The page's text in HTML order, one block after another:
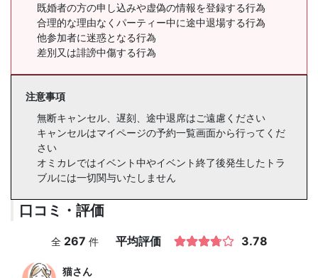
既婚者の方の申し込みや虚偽の情報を登録する行為
合理的な理由なくパーティー中に途中退場する行為
他参加者に迷惑となる行為
差別又は誹謗中傷する行為
注意事項
無断キャンセル、遅刻、途中退席はご遠慮ください
キャンセルはマイページの予約一覧画面から行ってくだ
さい
オミカレではイベント中やイベント終了後発生したトラ
ブルには一切関与いたしません
口コミ・評価
全 267 件 平均評価 3.78
猫さん